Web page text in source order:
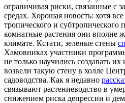
ограничивая риски, связанные с
средах. Хорошая новость: хотя
тропического и субтропического
комнатные растения они вполне
климате. Кстати, зеленые стены
Хамовниках участники
не только научились создавать
возвели такую стену в холле
садоводства. Как я недавно
связывают растениеводство в
снижением риска депрессии и